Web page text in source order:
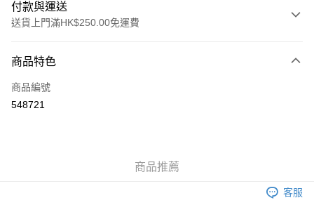
付款與運送
送貨上門滿HK$250.00免運費
信用卡
Apple Pay
商品特色
商品編號
548721
商品推薦
客服